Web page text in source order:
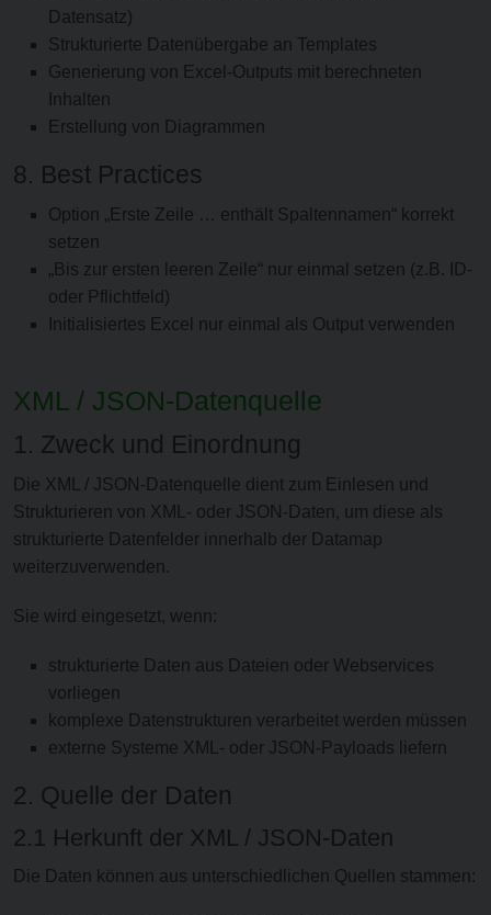
Datensatz)
Strukturierte Datenübergabe an Templates
Generierung von Excel-Outputs mit berechneten
Inhalten
Erstellung von Diagrammen
8. Best Practices
Option „Erste Zeile … enthält Spaltennamen“ korrekt
setzen
„Bis zur ersten leeren Zeile“ nur einmal setzen (z.B. ID-
oder Pflichtfeld)
Initialisiertes Excel nur einmal als Output verwenden
XML / JSON-Datenquelle
1. Zweck und Einordnung
Die XML / JSON-Datenquelle dient zum Einlesen und
Strukturieren von XML- oder JSON-Daten, um diese als
strukturierte Datenfelder innerhalb der Datamap
weiterzuverwenden.
Sie wird eingesetzt, wenn:
strukturierte Daten aus Dateien oder Webservices
vorliegen
komplexe Datenstrukturen verarbeitet werden müssen
externe Systeme XML- oder JSON-Payloads liefern
2. Quelle der Daten
2.1 Herkunft der XML / JSON-Daten
Die Daten können aus unterschiedlichen Quellen stammen: